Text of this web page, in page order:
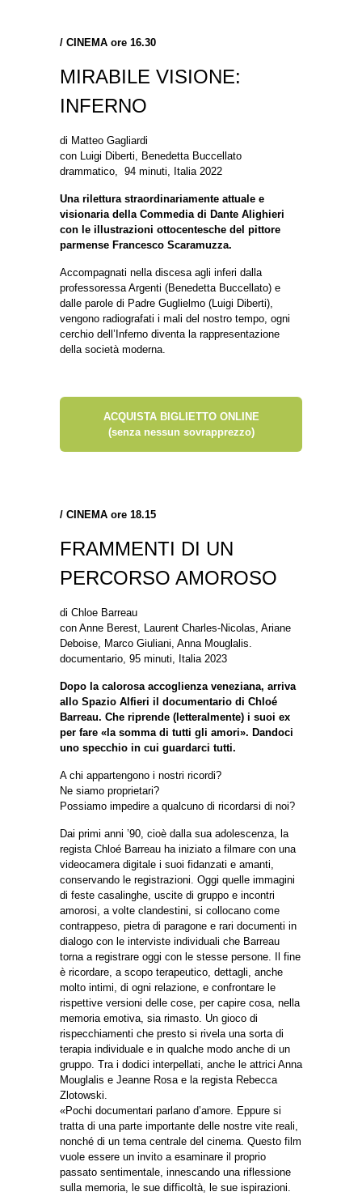
/ CINEMA ore 16.30
MIRABILE VISIONE:
INFERNO
di Matteo Gagliardi
con Luigi Diberti, Benedetta Buccellato
drammatico, 94 minuti, Italia 2022
Una rilettura straordinariamente attuale e
visionaria della Commedia di Dante Alighieri
con le illustrazioni ottocentesche del pittore
parmense Francesco Scaramuzza.
Accompagnati nella discesa agli inferi dalla
professoressa Argenti (Benedetta Buccellato) e
dalle parole di Padre Guglielmo (Luigi Diberti),
vengono radiografati i mali del nostro tempo, ogni
cerchio dell’Inferno diventa la rappresentazione
della società moderna.
ACQUISTA BIGLIETTO ONLINE
(senza nessun sovrapprezzo)
/ CINEMA ore 18.15
FRAMMENTI DI UN
PERCORSO AMOROSO
di Chloe Barreau
con Anne Berest, Laurent Charles-Nicolas, Ariane
Deboise, Marco Giuliani, Anna Mouglalis.
documentario, 95 minuti, Italia 2023
Dopo la calorosa accoglienza veneziana, arriva
allo Spazio Alfieri il documentario di Chloé
Barreau. Che riprende (letteralmente) i suoi ex
per fare «la somma di tutti gli amori». Dandoci
uno specchio in cui guardarci tutti.
A chi appartengono i nostri ricordi?
Ne siamo proprietari?
Possiamo impedire a qualcuno di ricordarsi di noi?
Dai primi anni ’90, cioè dalla sua adolescenza, la
regista Chloé Barreau ha iniziato a filmare con una
videocamera digitale i suoi fidanzati e amanti,
conservando le registrazioni. Oggi quelle immagini
di feste casalinghe, uscite di gruppo e incontri
amorosi, a volte clandestini, si collocano come
contrappeso, pietra di paragone e rari documenti in
dialogo con le interviste individuali che Barreau
torna a registrare oggi con le stesse persone. Il fine
è ricordare, a scopo terapeutico, dettagli, anche
molto intimi, di ogni relazione, e confrontare le
rispettive versioni delle cose, per capire cosa, nella
memoria emotiva, sia rimasto. Un gioco di
rispecchiamenti che presto si rivela una sorta di
terapia individuale e in qualche modo anche di un
gruppo. Tra i dodici interpellati, anche le attrici Anna
Mouglalis e Jeanne Rosa e la regista Rebecca
Zlotowski.
«Pochi documentari parlano d’amore. Eppure si
tratta di una parte importante delle nostre vite reali,
nonché di un tema centrale del cinema. Questo film
vuole essere un invito a esaminare il proprio
passato sentimentale, innescando una riflessione
sulla memoria, le sue difficoltà, le sue ispirazioni.